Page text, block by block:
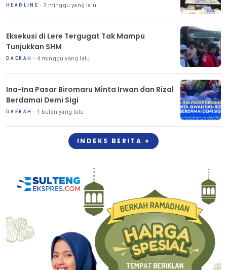
HEADLINE 3 minggu yang lalu
Eksekusi di Lere Tergugat Tak Mampu
Tunjukkan SHM
DAERAH 4 minggu yang lalu
Ina-Ina Pasar Biromaru Minta Irwan dan Rizal
Berdamai Demi Sigi
DAERAH 1 bulan yang lalu
INDEKS BERITA +